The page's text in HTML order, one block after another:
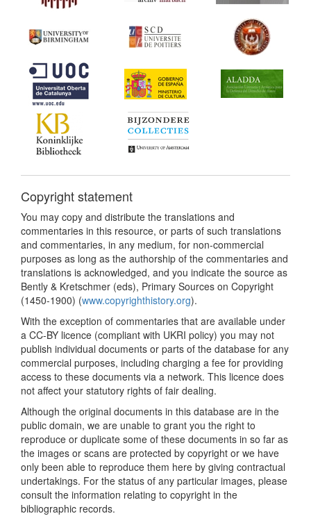
Copyright statement
You may copy and distribute the translations and
commentaries in this resource, or parts of such translations
and commentaries, in any medium, for non-commercial
purposes as long as the authorship of the commentaries and
translations is acknowledged, and you indicate the source as
Bently & Kretschmer (eds), Primary Sources on Copyright
(1450-1900) (www.copyrighthistory.org).
With the exception of commentaries that are available under
a CC-BY licence (compliant with UKRI policy) you may not
publish individual documents or parts of the database for any
commercial purposes, including charging a fee for providing
access to these documents via a network. This licence does
not affect your statutory rights of fair dealing.
Although the original documents in this database are in the
public domain, we are unable to grant you the right to
reproduce or duplicate some of these documents in so far as
the images or scans are protected by copyright or we have
only been able to reproduce them here by giving contractual
undertakings. For the status of any particular images, please
consult the information relating to copyright in the
bibliographic records.